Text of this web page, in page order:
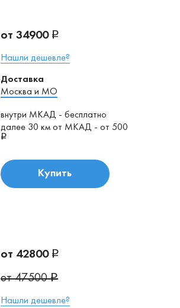
от 34900
Нашли дешевле?
Доставка
Москва и МО
внутри МКАД - бесплатно
далее 30 км от МКАД - от 500
Купить
от 42800
от 47500
Нашли дешевле?